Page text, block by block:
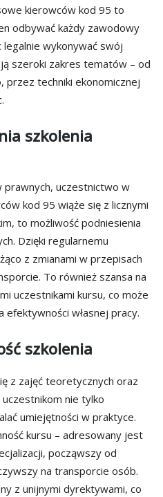
kierowców kod 95 to
odbywać każdy zawodowy
wykonywać swój
szeroki zakres tematów – od
techniki ekonomicznej
szkolenia
prawnych, uczestnictwo w
kod 95 wiąże się z licznymi
to możliwość podniesienia
Dzięki regularnemu
z zmianami w przepisach
To również szansa na
uczestnikami kursu, co może
efektywności własnej pracy.
szkolenia
z zajęć teoretycznych oraz
nie tylko
umiejętności w praktyce.
kursu – adresowany jest
począwszy od
na transporcie osób.
z unijnymi dyrektywami, co